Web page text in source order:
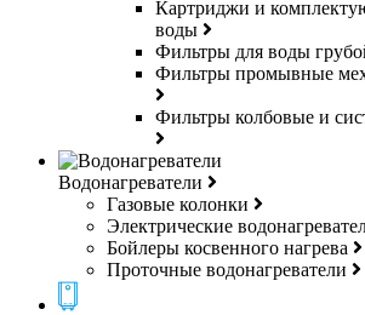
Картриджи и
воды
Фильтры для воды
Фильтры промывные
Фильтры колбовые и
Водонагреватели
Газовые колонки
Электрические
Бойлеры косвенного нагрева
Проточные водонагреватели